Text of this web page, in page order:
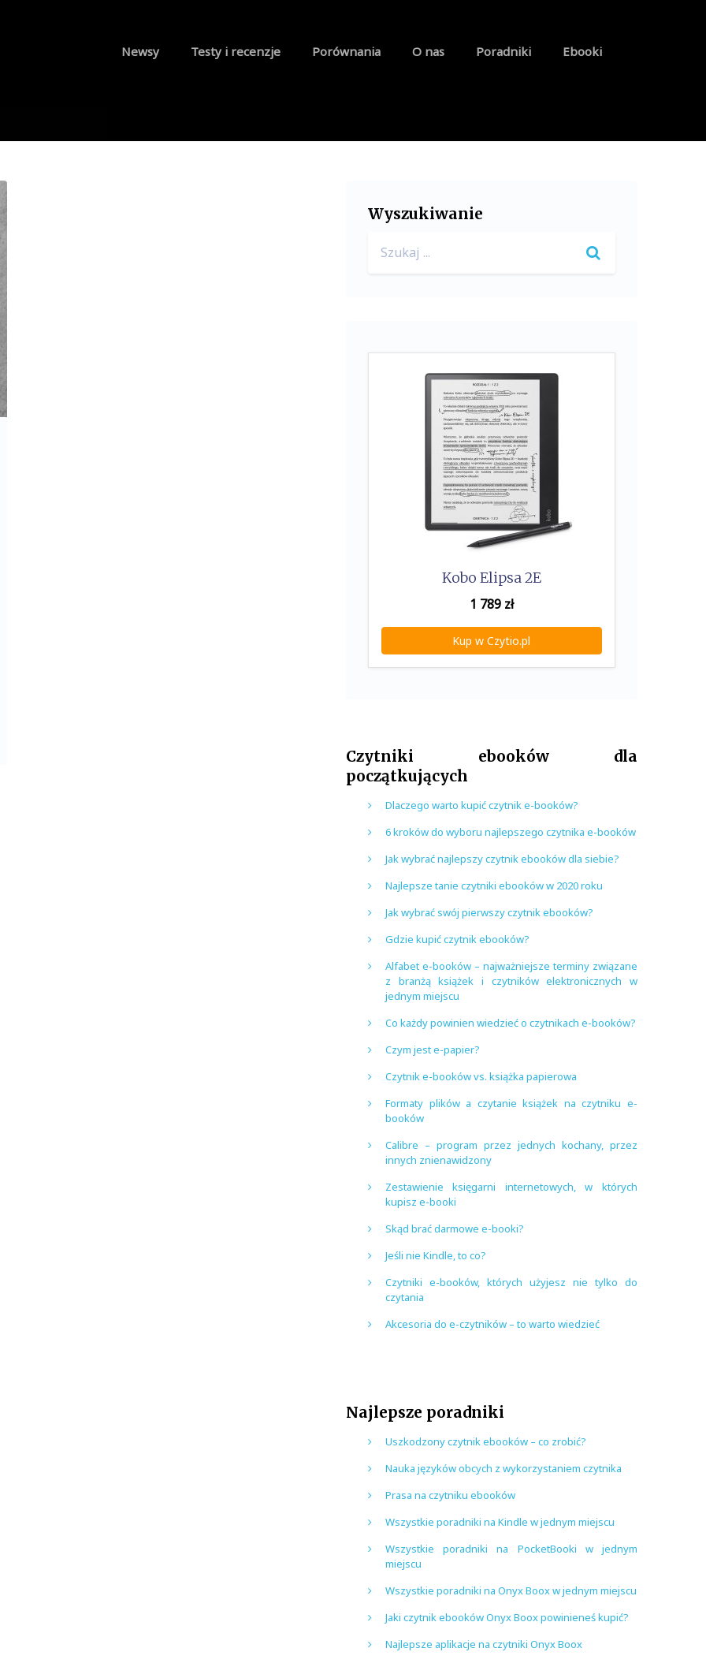
Newsy Testy i recenzje Porównania O nas Poradniki Ebooki
Wyszukiwanie
for:
Kobo Elipsa 2E
1 789zł
Kup w Czytio.pl
Czytniki ebooków dla
początkujących
Dlaczego warto kupić czytnik e-booków?
6 kroków do wyboru najlepszego czytnika e-booków
Jak wybrać najlepszy czytnik ebooków dla siebie?
Najlepsze tanie czytniki ebooków w 2020 roku
Jak wybrać swój pierwszy czytnik ebooków?
Gdzie kupić czytnik ebooków?
Alfabet e-booków – najważniejsze terminy związane
z branżą książek i czytników elektronicznych w
jednym miejscu
Co każdy powinien wiedzieć o czytnikach e-booków?
Czym jest e-papier?
Czytnik e-booków vs. książka papierowa
Formaty plików a czytanie książek na czytniku e-
booków
Calibre – program przez jednych kochany, przez
innych znienawidzony
Zestawienie księgarni internetowych, w których
kupisz e-booki
Skąd brać darmowe e-booki?
Jeśli nie Kindle, to co?
Czytniki e-booków, których użyjesz nie tylko do
czytania
Akcesoria do e-czytników – to warto wiedzieć
Najlepsze poradniki
Uszkodzony czytnik ebooków – co zrobić?
Nauka języków obcych z wykorzystaniem czytnika
Prasa na czytniku ebooków
Wszystkie poradniki na Kindle w jednym miejscu
Wszystkie poradniki na PocketBooki w jednym
miejscu
Wszystkie poradniki na Onyx Boox w jednym miejscu
Jaki czytnik ebooków Onyx Boox powinieneś kupić?
Najlepsze aplikacje na czytniki Onyx Boox